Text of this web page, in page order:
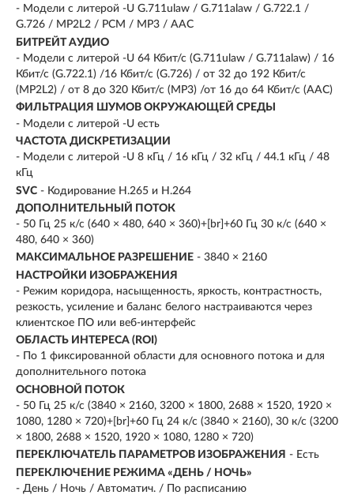
- Модели с литерой -U G.711ulaw / G.711alaw / G.722.1 /
G.726 / MP2L2 / PCM / MP3 / AAC
БИТРЕЙТ АУДИО
- Модели с литерой -U 64 Кбит/с (G.711ulaw / G.711alaw) / 16
Кбит/с (G.722.1) /16 Кбит/с (G.726) / от 32 до 192 Кбит/с
(MP2L2) / от 8 до 320 Кбит/с (MP3) /от 16 до 64 Кбит/с (AAC)
ФИЛЬТРАЦИЯ ШУМОВ ОКРУЖАЮЩЕЙ СРЕДЫ
- Модели с литерой -U есть
ЧАСТОТА ДИСКРЕТИЗАЦИИ
- Модели с литерой -U 8 кГц / 16 кГц / 32 кГц / 44.1 кГц / 48
кГц
SVC - Кодирование H.265 и H.264
ДОПОЛНИТЕЛЬНЫЙ ПОТОК
- 50 Гц 25 к/с (640 × 480, 640 × 360)+[br]+60 Гц 30 к/с (640 ×
480, 640 × 360)
МАКСИМАЛЬНОЕ РАЗРЕШЕНИЕ - 3840 × 2160
НАСТРОЙКИ ИЗОБРАЖЕНИЯ
- Режим коридора, насыщенность, яркость, контрастность,
резкость, усиление и баланс белого настраиваются через
клиентское ПО или веб-интерфейс
ОБЛАСТЬ ИНТЕРЕСА (ROI)
- По 1 фиксированной области для основного потока и для
дополнительного потока
ОСНОВНОЙ ПОТОК
- 50 Гц 25 к/с (3840 × 2160, 3200 × 1800, 2688 × 1520, 1920 ×
1080, 1280 × 720)+[br]+60 Гц 24 к/с (3840 × 2160), 30 к/с (3200
× 1800, 2688 × 1520, 1920 × 1080, 1280 × 720)
ПЕРЕКЛЮЧАТЕЛЬ ПАРАМЕТРОВ ИЗОБРАЖЕНИЯ - Есть
ПЕРЕКЛЮЧЕНИЕ РЕЖИМА «ДЕНЬ / НОЧЬ»
- День / Ночь / Автоматич. / По расписанию